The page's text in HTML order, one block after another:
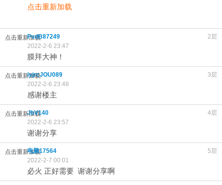
点击重新加载
点击重新加载 2层
PvdB87249
2022-2-6 23:47
膜拜大神！
点击重新加载 3层
iyjrcJOU089
2022-2-6 23:48
感谢楼主
点击重新加载 4层
JbV140
2022-2-6 23:57
谢谢分享
点击重新加载 5层
电脑17564
2022-2-7 00:01
必火 正好需要 谢谢分享啊